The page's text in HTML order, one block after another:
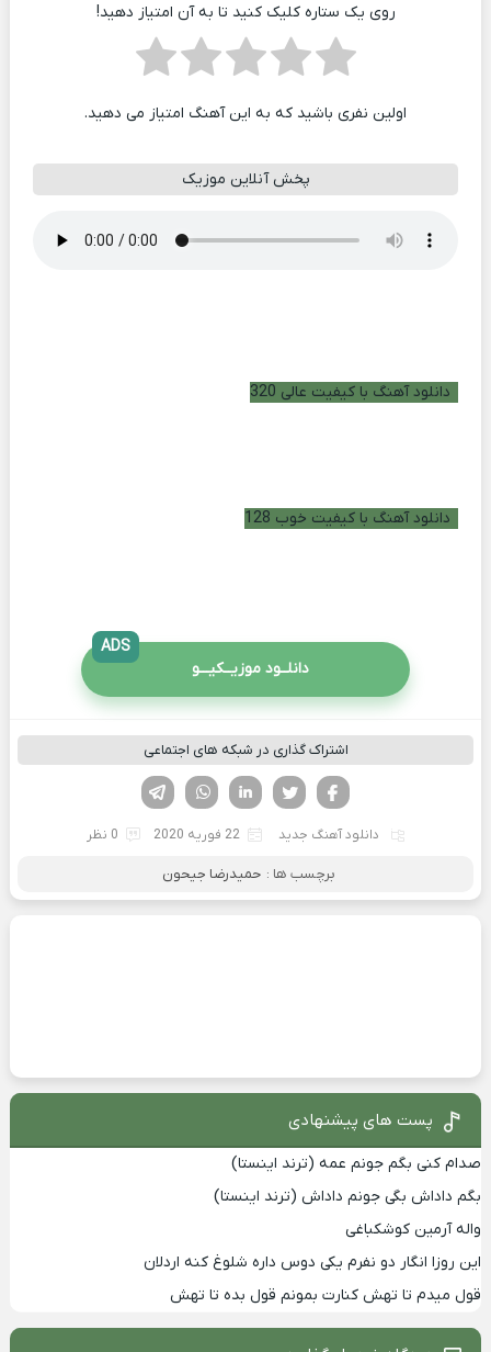
روی یک ستاره کلیک کنید تا به آن امتیاز دهید!
اولین نفری باشید که به این آهنگ امتیاز می دهید.
پخش آنلاین موزیک
دانلود آهنگ با کیفیت عالی 320
دانلود آهنگ با کیفیت خوب 128
دانلــود موزیــکیـــو
ADS
اشتراک گذاری در شبکه های اجتماعی
لینکدین تویتر
فیسوک
دانلود آهنگ جدید 22 فوریه 2020 0 نظر
برچسب ها : حمیدرضا جیحون
پست های پیشنهادی
صدام کنی بگم جونم عمه (ترند اینستا)
بگم داداش بگی جونم داداش (ترند اینستا)
واله آرمین کوشکباغی
این روزا انگار دو نفرم یکی دوس داره شلوغ کنه اردلان
قول میدم تا تهش کنارت بمونم قول بده تا تهش